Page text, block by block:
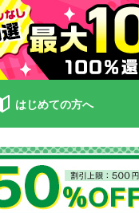
はじめての方へ